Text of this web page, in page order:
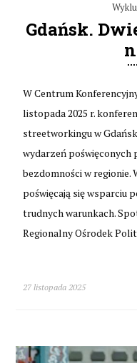
Gdańsk.
W Centrum
listopada 2025 r.
streetworkingu w
wydarzeń poświęconych
bezdomności w regionie.
poświęcają się wsparciu
trudnych warunkach.
Regionalny Ośrodek
27 listopada 2025